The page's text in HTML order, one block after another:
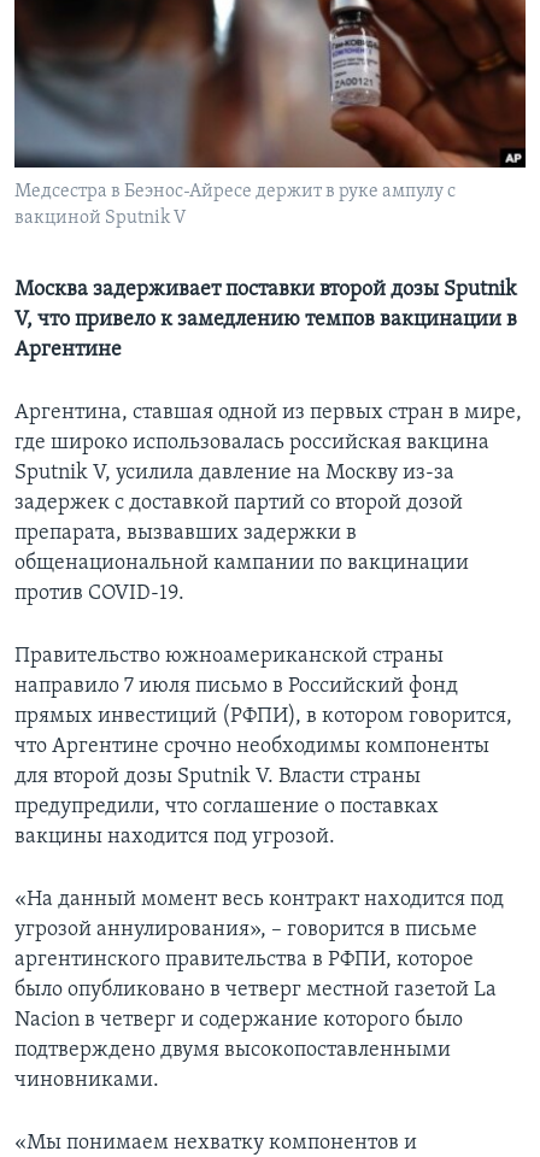
Learning English
СОЦИАЛЬНЫЕ СЕТИ
Языки
Медсестра в Беэнос-Айресе держит в руке ампулу с
вакциной Sputnik V
Москва задерживает поставки второй дозы Sputnik
V, что привело к замедлению темпов вакцинации в
Аргентине
Аргентина, ставшая одной из первых стран в мире,
где широко использовалась российская вакцина
Sputnik V, усилила давление на Москву из-за
задержек с доставкой партий со второй дозой
препарата, вызвавших задержки в
общенациональной кампании по вакцинации
против COVID-19.
Правительство южноамериканской страны
направило 7 июля письмо в Российский фонд
прямых инвестиций (РФПИ), в котором говорится,
что Аргентине срочно необходимы компоненты
для второй дозы Sputnik V. Власти страны
предупредили, что соглашение о поставках
вакцины находится под угрозой.
«На данный момент весь контракт находится под
угрозой аннулирования», – говорится в письме
аргентинского правительства в РФПИ, которое
было опубликовано в четверг местной газетой La
Nacion в четверг и содержание которого было
подтверждено двумя высокопоставленными
чиновниками.
«Мы понимаем нехватку компонентов и